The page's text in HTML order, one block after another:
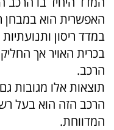
האפשרית הוא במבחן
במדד ריסון
בכרית האויר אך
הרכב.
תוצאות אלו מגובות
הרכב הזה הוא בעל
המדווחת.